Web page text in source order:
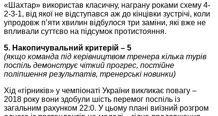
«Шахтар» використав класичну, награну роками схему 4-
2-3-1, від якої не відступався аж до кінцівки зустрічі, коли
упродовж п’яти хвилин відбулося три заміни, які вже не
впливали суттєво на підсумок протистояння.
5. Накопичувальний критерій – 5
(якщо команда під керівництвом тренера кілька турів
поспіль демонструє чіткий прогрес, постійне
поліпшення результатів, тренерські новинки)
Хід «гірників» у чемпіонаті України викликає повагу –
2018 року вони здобули шість перемог поспіль із
загальним рахунком 22:0. У цьому плані виїзний розгром